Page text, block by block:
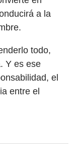
a la
todo,
Y es ese
el
entre el